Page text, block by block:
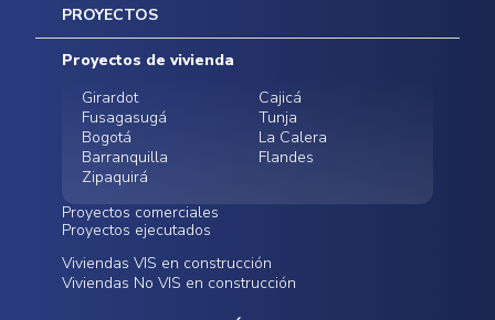
Inicio
Mapa del sitio
Postventas
Contratación Directa
Noticias
PROYECTOS
Proyectos de vivienda
Girardot
Cajicá
Fusagasugá
Tunja
Bogotá
La Calera
Barranquilla
Flandes
Zipaquirá
Proyectos comerciales
Funza
Infinitum Zentral
Bodegas - ALMAX
Centro Comercial
Proyectos ejecutados
Conoce nuestros
proyectos ejecutados
Viviendas VIS en construcción
Viviendas No VIS en construcción